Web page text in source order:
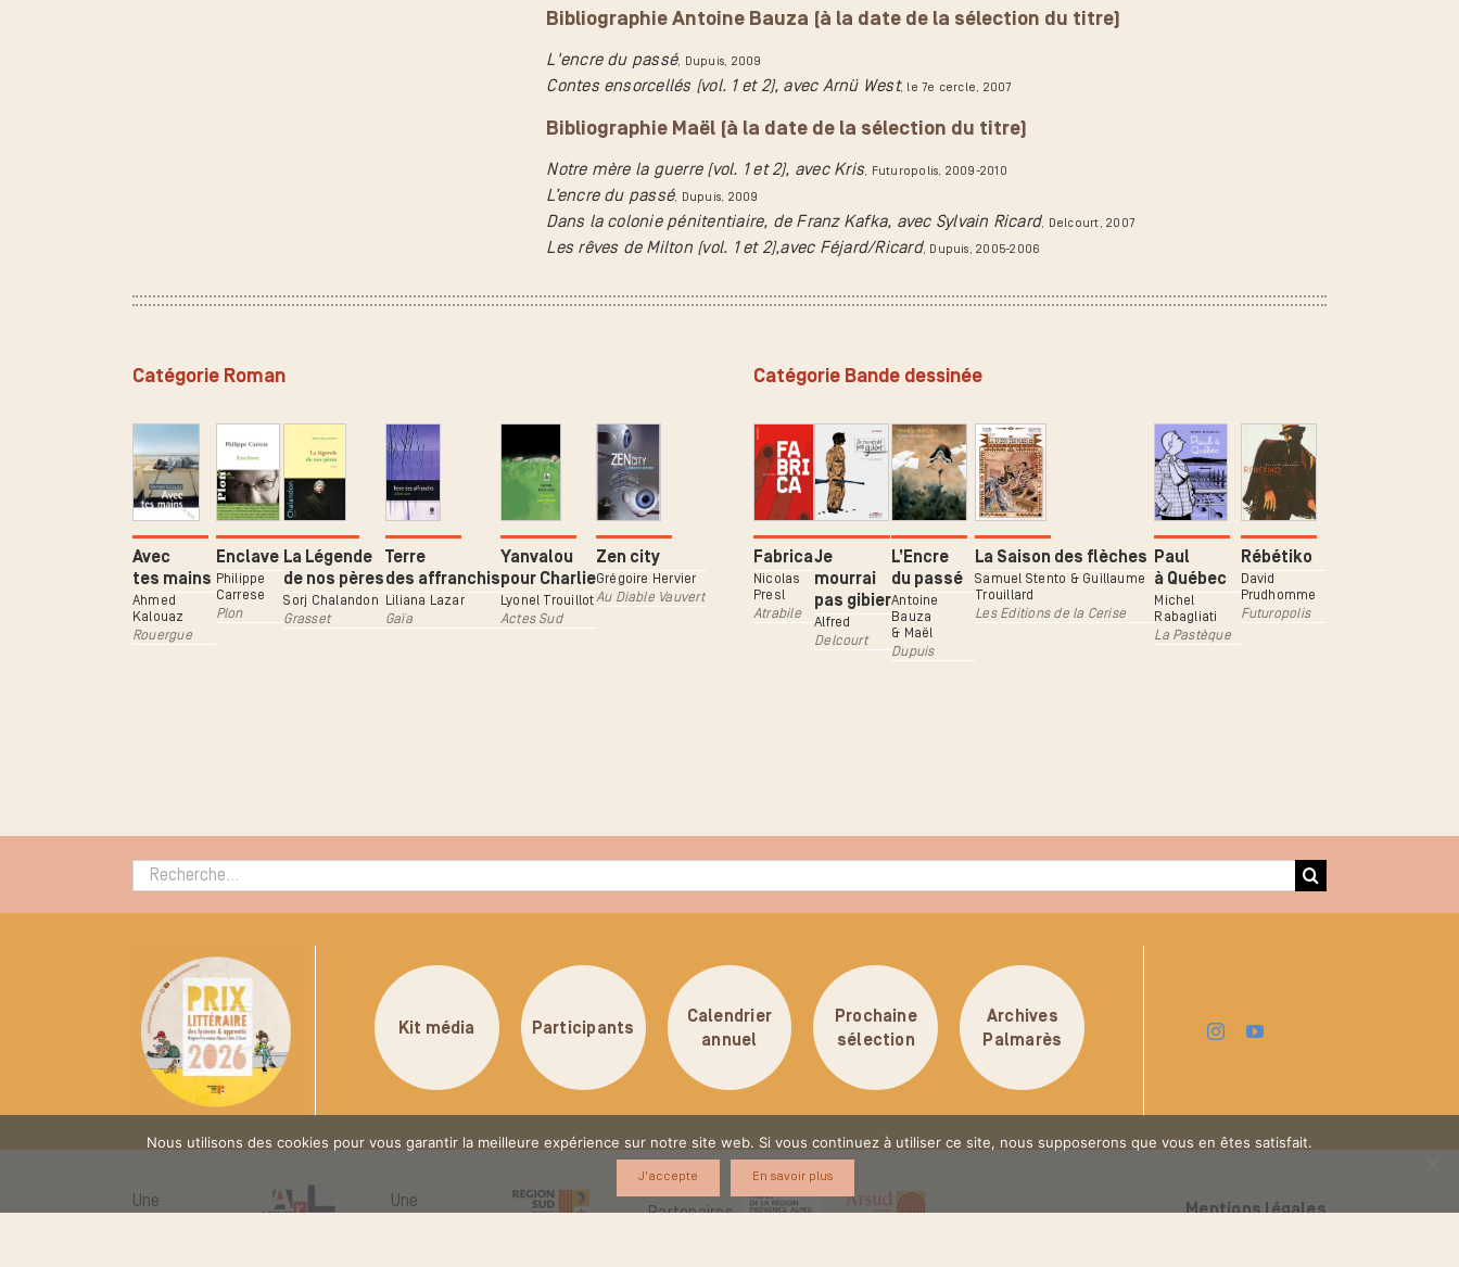
Bibliographie Antoine Bauza (à la date de la sélection du titre)
L'encre du passé, Dupuis, 2009
Contes ensorcellés (vol. 1 et 2), avec Arnü West, le 7e cercle, 2007
Bibliographie Maël (à la date de la sélection du titre)
Notre mère la guerre (vol. 1 et 2), avec Kris, Futuropolis, 2009-2010
L’encre du passé, Dupuis, 2009
Dans la colonie pénitentiaire, de Franz Kafka, avec Sylvain Ricard, Delcourt, 2007
Les rêves de Milton (vol. 1 et 2),avec Féjard/Ricard, Dupuis, 2005-2006
Catégorie Roman
Avec
tes mains
Ahmed
Kalouaz
Rouergue
Enclave
Philippe
Carrese
Plon
La Légende
de nos pères
Sorj Chalandon
Grasset
Terre
des affranchis
Liliana Lazar
Gaïa
Yanvalou
pour Charlie
Lyonel Trouillot
Actes Sud
Zen city
Grégoire Hervier
Au Diable Vauvert
Catégorie Bande dessinée
Fabrica
Nicolas
Presl
Atrabile
Je
mourrai
pas gibier
Alfred
Delcourt
L’Encre
du passé
Antoine
Bauza
& Maël
Dupuis
La Saison des flèches
Samuel Stento & Guillaume
Trouillard
Les Editions de la Cerise
Paul
à Québec
Michel
Rabagliati
La Pastèque
Rébétiko
David
Prudhomme
Futuropolis
Rechercher :
Kit média Participants
Calendrier
annuel
Prochaine
sélection
Archives
Palmarès
Une
Une
Partenaires Mentions légales
Nous utilisons des cookies pour vous garantir la meilleure expérience sur notre site web. Si vous continuez à utiliser ce site, nous supposerons que vous en êtes satisfait.
J'accepte En savoir plus